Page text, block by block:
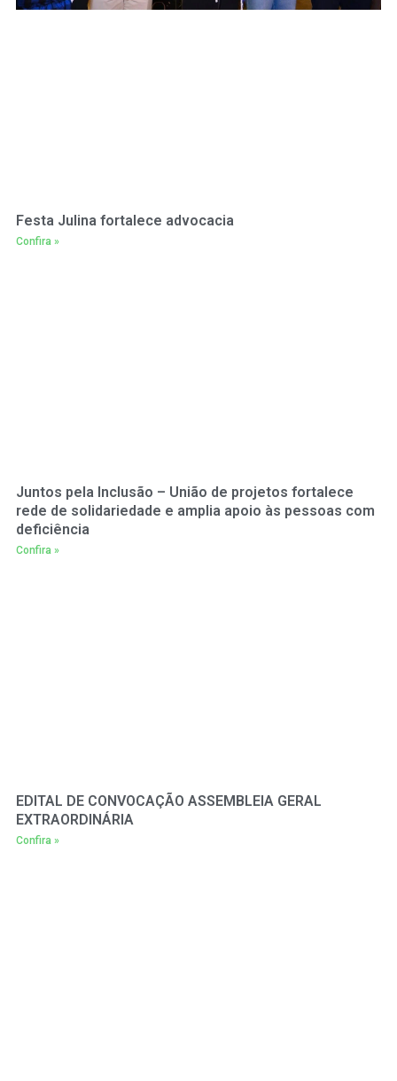
Festa Julina fortalece advocacia
Confira »
Juntos pela Inclusão – União de projetos fortalece
rede de solidariedade e amplia apoio às pessoas com
deficiência
Confira »
EDITAL DE CONVOCAÇÃO ASSEMBLEIA GERAL
EXTRAORDINÁRIA
Confira »